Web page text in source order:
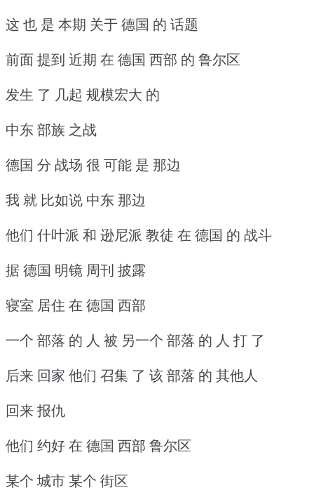
这 也 是 本期 关于 德国 的 话题
前面 提到 近期 在 德国 西部 的 鲁尔区
发生 了 几起 规模宏大 的
中东 部族 之战
德国 分 战场 很 可能 是 那边
我 就 比如说 中东 那边
他们 什叶派 和 逊尼派 教徒 在 德国 的 战斗
据 德国 明镜 周刊 披露
寝室 居住 在 德国 西部
一个 部落 的 人 被 另一个 部落 的 人 打 了
后来 回家 他们 召集 了 该 部落 的 其他人
回来 报仇
他们 约好 在 德国 西部 鲁尔区
某个 城市 某个 街区